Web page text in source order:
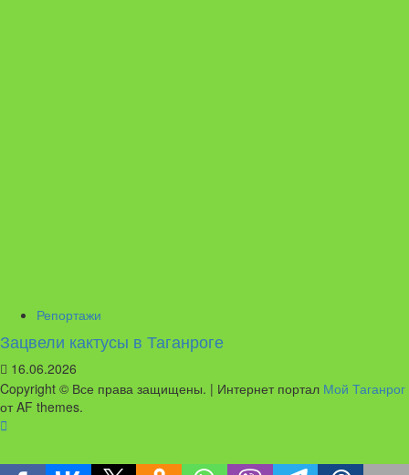
Репортажи
Зацвели кактусы в Таганроге
16.06.2026
Copyright © Все права защищены. | Интернет портал Мой Таганрог
от AF themes.